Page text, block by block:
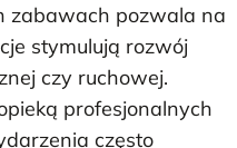
zabawach pozwala na
stymulują rozwój
czy ruchowej.
profesjonalnych
często